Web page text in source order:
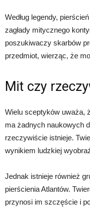
Według legendy,
zagłady mitycznego
poszukiwaczy skarbów
przedmiot, wierząc, że
Mit czy
Wielu sceptyków uważa,
ma żadnych naukowych
rzeczywiście istnieje.
wynikiem ludzkiej
Jednak istnieje również
pierścienia Atlantów.
przynosi im szczęście i